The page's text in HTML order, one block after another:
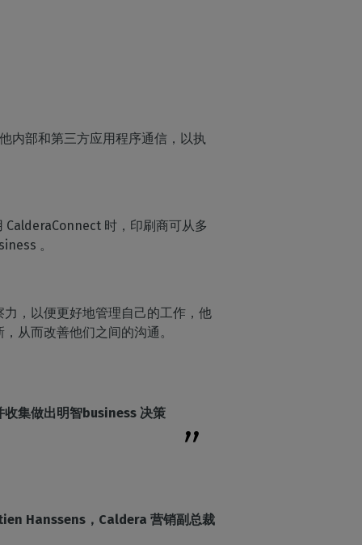
内部和第三方应用程序通信，以执
CalderaConnect 时，印刷商可从多
。
，以便更好地管理自己的工作，他
从而改善他们之间的沟通。
收集做出明智business 决策
Hanssens，Caldera 营销副总裁